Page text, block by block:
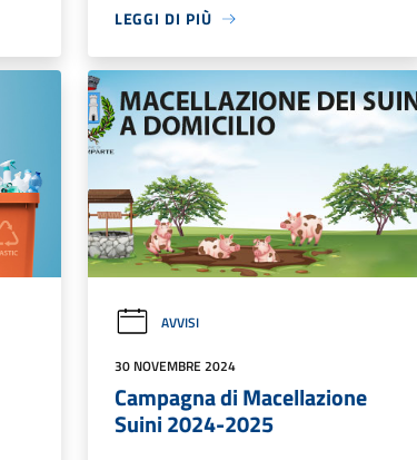
LEGGI DI PIÙ
AVVISI
30 NOVEMBRE 2024
Campagna di Macellazione
Suini 2024-2025